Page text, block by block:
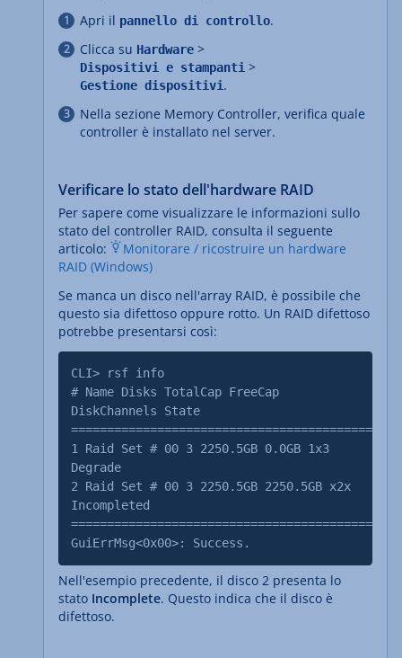
Apri il pannello di controllo.
Clicca su Hardware >
Dispositivi e stampanti >
Gestione dispositivi.
Nella sezione Memory Controller, verifica quale
controller è installato nel server.
Verificare lo stato dell'hardware RAID
Per sapere come visualizzare le informazioni sullo
stato del controller RAID, consulta il seguente
articolo:
Monitorare / ricostruire un hardware
RAID (Windows)
Se manca un disco nell'array RAID, è possibile che
questo sia difettoso oppure rotto. Un RAID difettoso
potrebbe presentarsi così:
CLI> rsf info
# Name Disks TotalCap FreeCap
DiskChannels State
1 Raid Set # 00 3 2250.5GB 0.0GB 1x3
Degrade
2 Raid Set # 00 3 2250.5GB 2250.5GB x2x
Incompleted
GuiErrMsg<0x00>: Success.
Nell'esempio precedente, il disco 2 presenta lo
stato Incomplete. Questo indica che il disco è
difettoso.